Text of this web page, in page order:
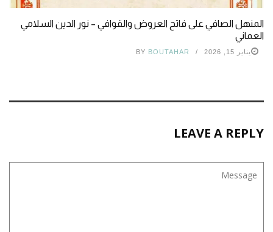
المنهل الصافي على فاتح العروض والقوافي – نور الدين السلامي
العماني
يناير 15, 2026 BY BOUTAHAR
LEAVE A REPLY